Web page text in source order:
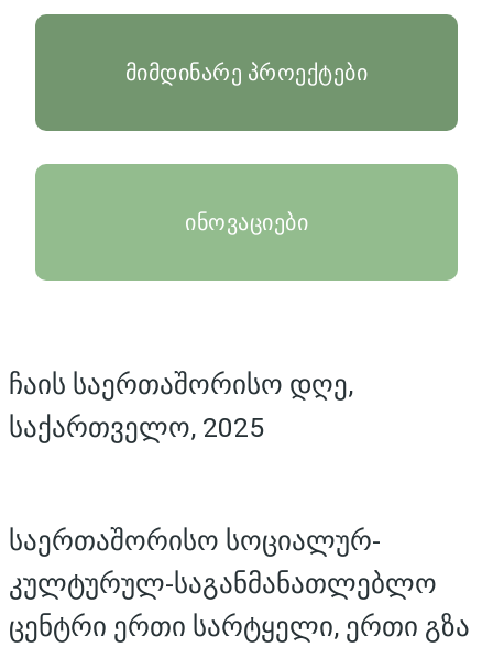
მიმდინარე პროექტები
ინოვაციები
ჩაის საერთაშორისო დღე,
საქართველო, 2025
საერთაშორისო სოციალურ-
კულტურულ-საგანმანათლებლო
ცენტრი ერთი სარტყელი, ერთი გზა